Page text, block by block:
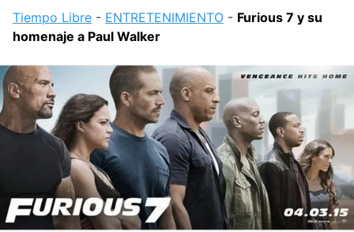
Tiempo Libre - ENTRETENIMIENTO - Furious 7 y su
homenaje a Paul Walker